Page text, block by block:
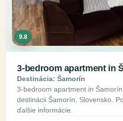
9.8
3-bedroom apartment in
Destinácia: Šamorín
3-bedroom apartment in
destinácii Šamorín, Slovensko.
ďalšie informácie.